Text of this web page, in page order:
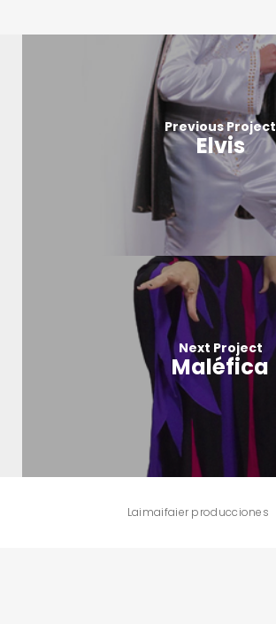
Previous Project
Elvis
Next Project
Maléfica
Laimaifaier producciones